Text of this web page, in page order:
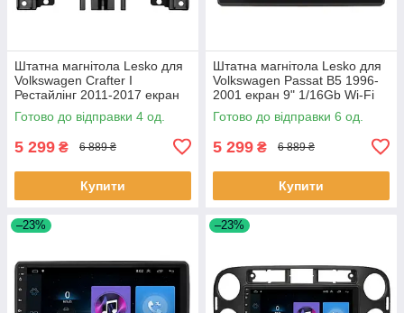
Штатна магнітола Lesko для
Volkswagen Crafter I
Рестайлінг 2011-2017 екран
9" 1/16Gb Wi-Fi GPS Base 4
шт.
Готово до відправки 4 од.
5 299 ₴ 6 889 ₴
Купити
Штатна магнітола Lesko для
Volkswagen Passat B5 1996-
2001 екран 9" 1/16Gb Wi-Fi
GPS Base Фольцваген Пасса
6шт
Готово до відправки 6 од.
5 299 ₴ 6 889 ₴
Купити
–23% –23%